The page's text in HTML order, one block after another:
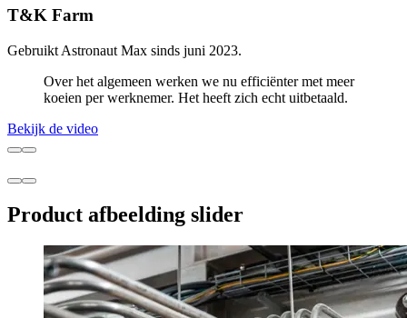
T&K Farm
Gebruikt Astronaut Max sinds juni 2023.
Over het algemeen werken we nu efficiënter met meer
koeien per werknemer. Het heeft zich echt uitbetaald.
Bekijk de video
Product afbeelding slider